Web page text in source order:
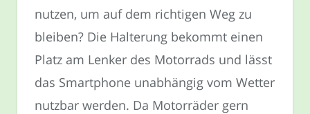
nutzen, um auf dem richtigen Weg zu
bleiben? Die Halterung bekommt einen
Platz am Lenker des Motorrads und lässt
das Smartphone unabhängig vom Wetter
nutzbar werden. Da Motorräder gern